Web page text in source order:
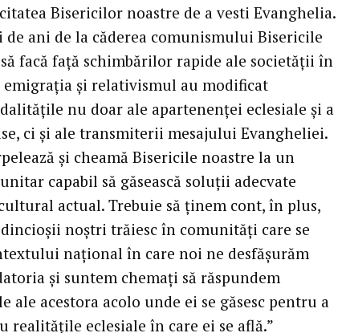
Bisericilor noastre de a vesti Evanghelia.
ani de la căderea comunismului Bisericile
facă faţă schimbărilor rapide ale societăţii în
emigraţia şi relativismul au modificat
nu doar ale apartenenţei eclesiale şi a
ci şi ale transmiterii mesajului Evangheliei.
şi cheamă Bisericile noastre la un
capabil să găsească soluţii adecvate
actual. Trebuie să ţinem cont, în plus,
noştri trăiesc în comunităţi care se
naţional în care noi ne desfăşurăm
şi suntem chemaţi să răspundem
ale acestora acolo unde ei se găsesc pentru a
realităţile eclesiale în care ei se află.”